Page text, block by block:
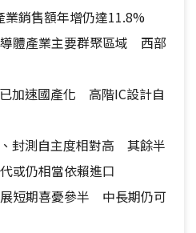
銷售額年增仍達11.8%
體產業主要群聚區域 西部
加速國產化 高階IC設計自
封測自主度相對高 其餘半
或仍相當依賴進口
短期喜憂參半 中長期仍可